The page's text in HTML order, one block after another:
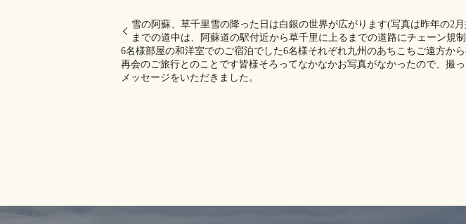
雪の阿蘇、草千里️雪の降った日は白銀の世界が広がります(写真は昨年の2
までの道中は、阿蘇道の駅付近から草千里に上るまでの道路にチェーン規
6名様部屋の和洋室でのご宿泊でした6名様それぞれ九州のあちこちご遠方か
再会のご旅行とのことです皆様そろってなかなかお写真がなかったので、撮
メッセージをいただきました。